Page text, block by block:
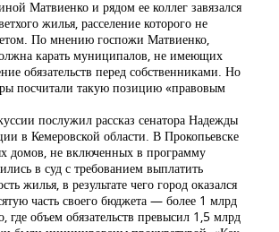
Матвиенко и рядом ее коллег завязался
жилья, расселение которого не
По мнению госпожи Матвиенко,
карать муниципалов, не имеющих
обязательств перед собственниками. Но
посчитали такую позицию «правовым
послужил рассказ сенатора Надежды
в Кемеровской области. В Прокопьевске
домов, не включенных в программу
в суд с требованием выплатить
жилья, в результате чего город оказался
часть своего бюджета — более 1 млрд
где объем обязательств превысил 1,5 млрд